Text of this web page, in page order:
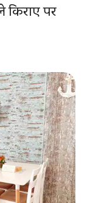
किराए पर